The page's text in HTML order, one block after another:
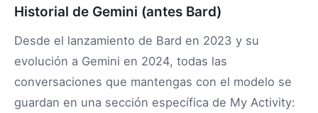
Historial de Gemini (antes Bard)
Desde el lanzamiento de Bard en 2023 y su
evolución a Gemini en 2024, todas las
conversaciones que mantengas con el modelo se
guardan en una sección específica de My Activity: